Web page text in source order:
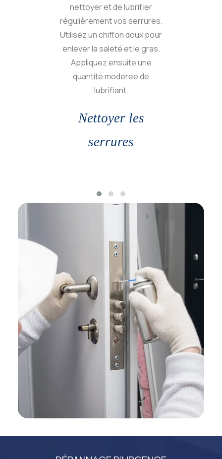
Nettoyer les
serrures
nettoyer et de lubrifier
régulièrement vos serrures.
Utilisez un chiffon doux pour
enlever la saleté et le gras.
Appliquez ensuite une
quantité modérée de
lubrifiant.